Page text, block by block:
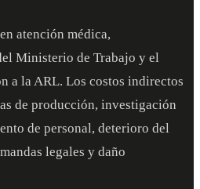
atención médica,
Ministerio de Trabajo y el
a la ARL. Los costos indirectos
de producción, investigación
de personal, deterioro del
legales y daño